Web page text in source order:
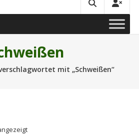
mit „Schweißen“